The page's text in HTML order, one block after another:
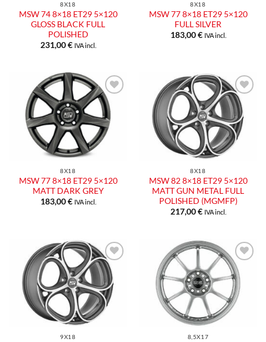
8X18
MSW 74 8×18 ET29 5×120
GLOSS BLACK FULL
POLISHED
231,00€ IVA incl.
8X18
MSW 77 8×18 ET29 5×120
FULL SILVER
183,00€ IVA incl.
8X18
MSW 77 8×18 ET29 5×120
MATT DARK GREY
183,00€ IVA incl.
8X18
MSW 82 8×18 ET29 5×120
MATT GUN METAL FULL
POLISHED (MGMFP)
217,00€ IVA incl.
9X18 8,5X17